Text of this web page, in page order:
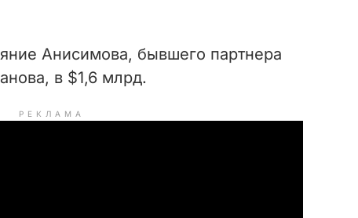
Анисимова, бывшего партнера
в $1,6 млрд.
РЕКЛАМА